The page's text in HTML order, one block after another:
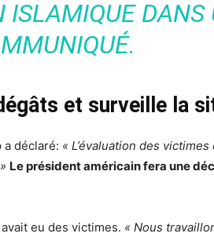
ISLAMIQUE DANS
et surveille la
a déclaré: « L’évaluation des
Le président américain fera une
eu des victimes. « Nous